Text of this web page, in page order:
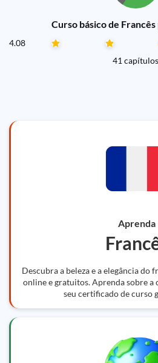
Curso básico de
4.08
41 capítulos
Aprenda
Descubra a beleza e a elegância do
online e gratuitos. Aprenda sobre a
seu certificado de curso